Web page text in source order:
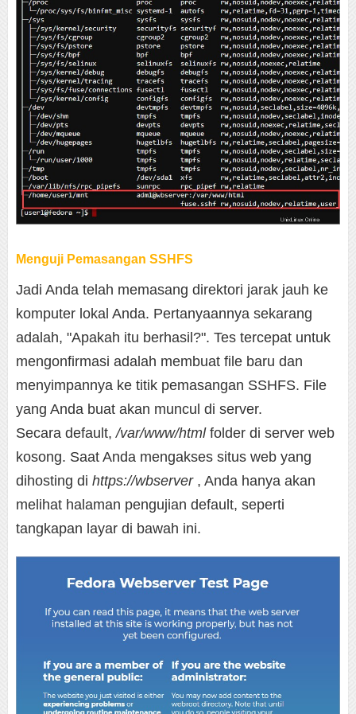
Menguji Pemasangan SSHFS
Jadi Anda telah memasang direktori jarak jauh ke
komputer lokal Anda. Pertanyaannya sekarang
adalah, "Apakah itu berhasil?". Tes tercepat untuk
mengonfirmasi adalah membuat file baru dan
menyimpannya ke titik pemasangan SSHFS. File
yang Anda buat akan muncul di server.
Secara default,/var/www/html folder di server web
kosong. Saat Anda mengakses situs web yang
dihosting di https://wbserver, Anda hanya akan
melihat halaman pengujian default, seperti
tangkapan layar di bawah ini.